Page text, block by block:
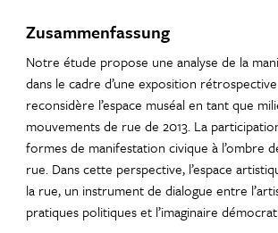
Zusammenfassung
Notre étude propose une analyse de la
dans le cadre d’une exposition
reconsidère l’espace muséal en tant que
mouvements de rue de 2013. La
formes de manifestation civique à l’ombre
rue. Dans cette perspective, l’espace
la rue, un instrument de dialogue entre
pratiques politiques et l’imaginaire